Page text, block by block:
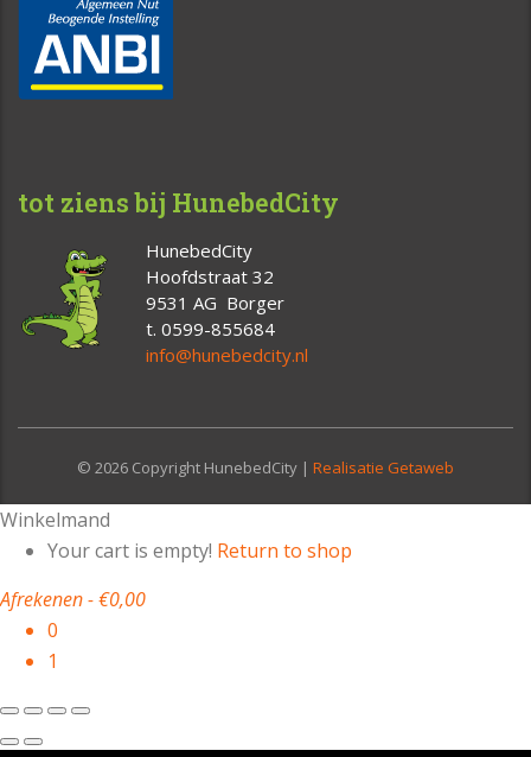
tot ziens bij HunebedCity
HunebedCity
Hoofdstraat 32
9531 AG Borger
t. 0599-855684
info@hunebedcity.nl
© 2026 Copyright HunebedCity | Realisatie Getaweb
Winkelmand
Your cart is empty! Return to shop
Afrekenen-€0,00
0
1